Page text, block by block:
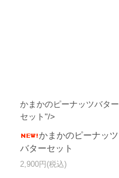
かまかのピーナッツバター
セット"/>
かまかのピーナッツ
バターセット
2,900円(税込)